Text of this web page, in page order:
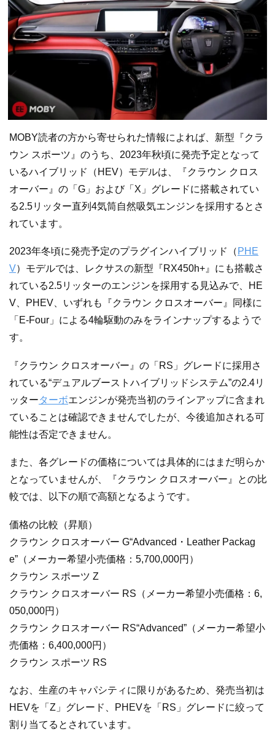
MOBY読者の方から寄せられた情報によれば、新型『クラ
ウン スポーツ』のうち、2023年秋頃に発売予定となって
いるハイブリッド（HEV）モデルは、『クラウン クロス
オーバー』の「G」および「X」グレードに搭載されてい
る2.5リッター直列4気筒自然吸気エンジンを採用するとさ
れています。
2023年冬頃に発売予定のプラグインハイブリッド（ PHE
V）モデルでは、レクサスの新型『RX450h+』にも搭載さ
れている2.5リッターのエンジンを採用する見込みで、HE
V、PHEV、いずれも『クラウン クロスオーバー』同様に
「E-Four」による4輪駆動のみをラインナップするようで
す。
『クラウン クロスオーバー』の「RS」グレードに採用さ
れている“デュアルブーストハイブリッドシステム”の2.4リ
ッターターボエンジンが発売当初のラインアップに含まれ
ていることは確認できませんでしたが、今後追加される可
能性は否定できません。
また、各グレードの価格については具体的にはまだ明らか
となっていませんが、『クラウン クロスオーバー』との比
較では、以下の順で高額となるようです。
価格の比較（昇順）
クラウン クロスオーバー G“Advanced・Leather Packag
e”（メーカー希望小売価格：5,700,000円）
クラウン スポーツ Z
クラウン クロスオーバー RS（メーカー希望小売価格：6,
050,000円）
クラウン クロスオーバー RS“Advanced”（メーカー希望小
売価格：6,400,000円）
クラウン スポーツ RS
なお、生産のキャパシティに限りがあるため、発売当初は
HEVを「Z」グレード、PHEVを「RS」グレードに絞って
割り当てるとされています。